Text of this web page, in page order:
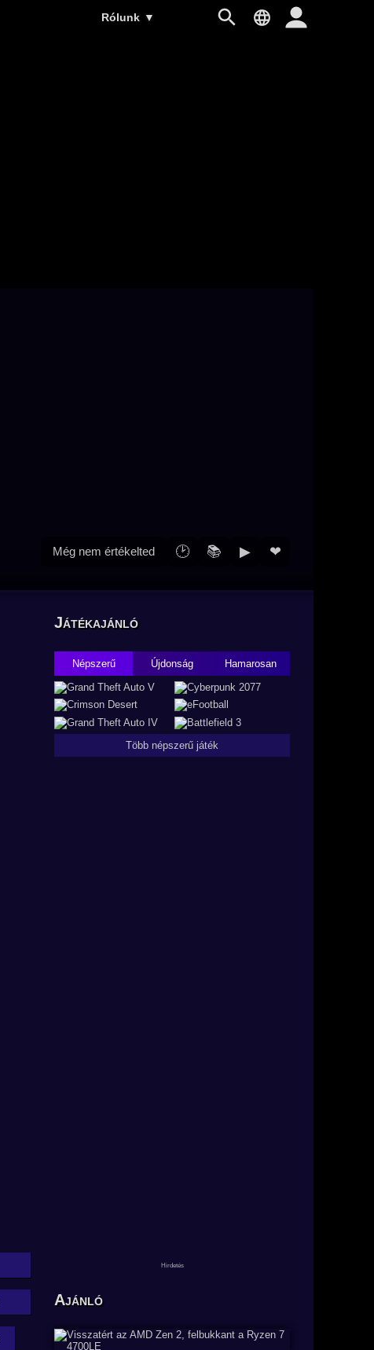
Rólunk ▼
Még nem értékelted 🕑 📚 ▶ ❤
Játékajánló
Népszerű Újdonság Hamarosan
Több népszerű játék
Ajánló